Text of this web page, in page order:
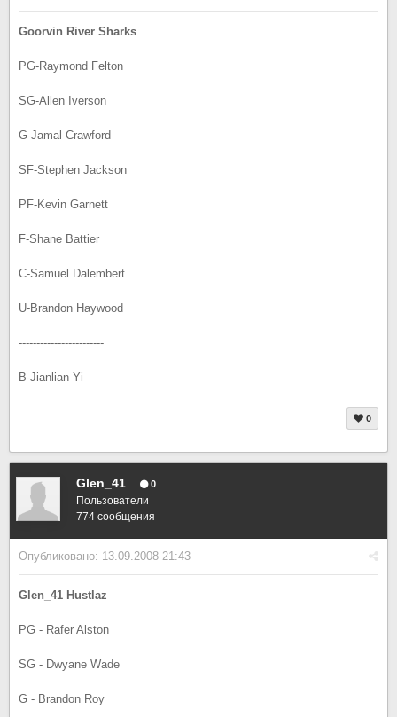
Goorvin River Sharks
PG-Raymond Felton
SG-Allen Iverson
G-Jamal Crawford
SF-Stephen Jackson
PF-Kevin Garnett
F-Shane Battier
C-Samuel Dalembert
U-Brandon Haywood
------------------------
B-Jianlian Yi
0
Glen_41 0
Пользователи
774 сообщения
Опубликовано: 13.09.2008 21:43
Glen_41 Hustlaz
PG - Rafer Alston
SG - Dwyane Wade
G - Brandon Roy